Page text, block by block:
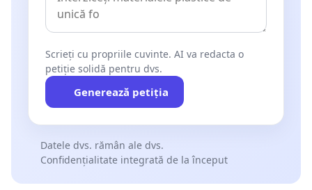
Scrieți cu propriile cuvinte. AI va redacta o
petiție solidă pentru dvs.
Generează petiția
Datele dvs. rămân ale dvs.
Confidențialitate integrată de la început